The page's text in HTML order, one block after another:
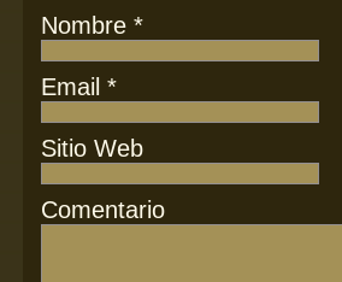
Nombre *
Email *
Sitio Web
Comentario